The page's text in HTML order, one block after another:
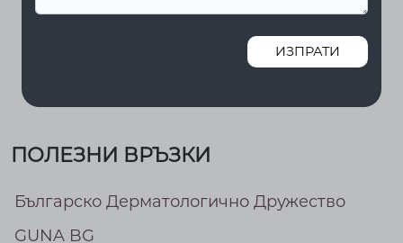
ИЗПРАТИ
ПОЛЕЗНИ ВРЪЗКИ
Българско Дерматологично Дружество
GUNA BG